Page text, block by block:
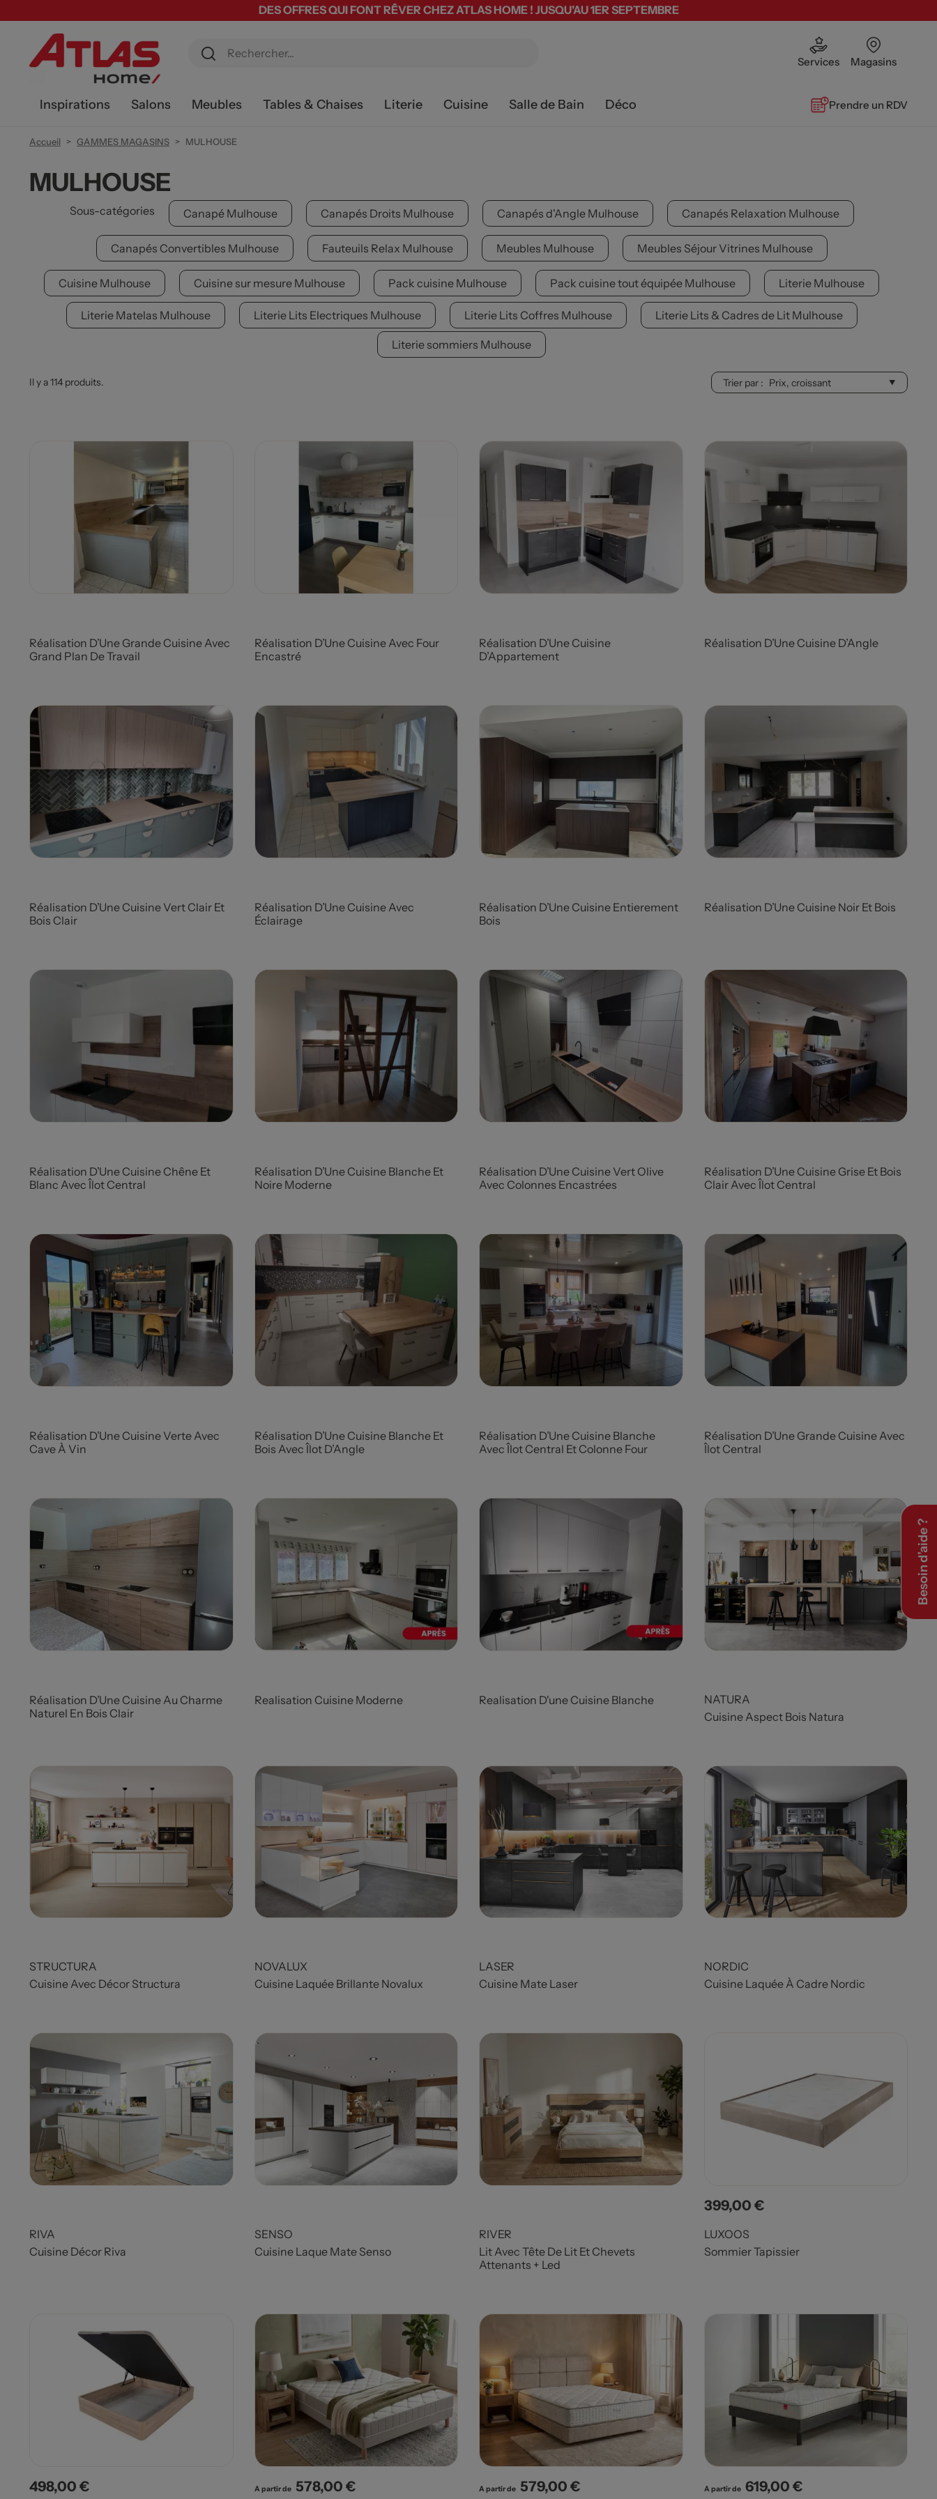
DES OFFRES QUI FONT RÊVER CHEZ ATLAS HOME ! JUSQU'AU 1ER SEPTEMBRE
Services Magasins
Inspirations Salons Meubles Tables & Chaises Literie Cuisine Salle de Bain Déco Prendre un RDV
Accueil GAMMES MAGASINS MULHOUSE
MULHOUSE
Sous-catégories Canapé Mulhouse Canapés Droits Mulhouse Canapés d'Angle Mulhouse Canapés Relaxation Mulhouse
Canapés Convertibles Mulhouse Fauteuils Relax Mulhouse Meubles Mulhouse Meubles Séjour Vitrines Mulhouse
Cuisine Mulhouse Cuisine sur mesure Mulhouse Pack cuisine Mulhouse Pack cuisine tout équipée Mulhouse Literie Mulhouse
Literie Matelas Mulhouse Literie Lits Electriques Mulhouse Literie Lits Coffres Mulhouse Literie Lits & Cadres de Lit Mulhouse
Literie sommiers Mulhouse
Il y a 114 produits. Trier par :
Réalisation D’Une Grande Cuisine Avec
Grand Plan De Travail
Réalisation D’Une Cuisine Avec Four
Encastré
Réalisation D’Une Cuisine
D’Appartement
Réalisation D’Une Cuisine D’Angle
Réalisation D’Une Cuisine Vert Clair Et
Bois Clair
Réalisation D’Une Cuisine Avec
Éclairage
Réalisation D’Une Cuisine Entierement
Bois
Réalisation D’Une Cuisine Noir Et Bois
Réalisation D’Une Cuisine Chêne Et
Blanc Avec Îlot Central
Réalisation D’Une Cuisine Blanche Et
Noire Moderne
Réalisation D’Une Cuisine Vert Olive
Avec Colonnes Encastrées
Réalisation D’Une Cuisine Grise Et Bois
Clair Avec Îlot Central
Réalisation D’Une Cuisine Verte Avec
Cave À Vin
Réalisation D’Une Cuisine Blanche Et
Bois Avec Îlot D’Angle
Réalisation D’Une Cuisine Blanche
Avec Îlot Central Et Colonne Four
Réalisation D’Une Grande Cuisine Avec
Îlot Central
Réalisation D’Une Cuisine Au Charme
Naturel En Bois Clair
Realisation Cuisine Moderne Realisation D'une Cuisine Blanche
NATURA
Cuisine Aspect Bois Natura
STRUCTURA
Cuisine Avec Décor Structura
NOVALUX
Cuisine Laquée Brillante Novalux
LASER
Cuisine Mate Laser
NORDIC
Cuisine Laquée À Cadre Nordic
RIVA
Cuisine Décor Riva
SENSO
Cuisine Laque Mate Senso
RIVER
Lit Avec Tête De Lit Et Chevets
Attenants + Led
Prix
399,00 €
LUXOOS
Sommier Tapissier
Prix
498,00 € A partir de Prix
578,00 € A partir de Prix
579,00 € A partir de Prix
619,00 €
Besoin d’aide ?